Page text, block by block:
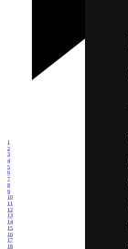
1
2
3
4
5
6
7
8
9
10
11
12
13
14
15
16
17
18